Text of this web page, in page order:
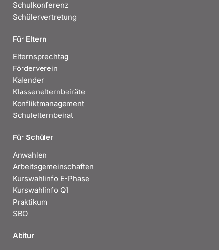
Schulkonferenz
Schülervertretung
Für Eltern
Elternsprechtag
Förderverein
Kalender
Klassenelternbeiräte
Konfliktmanagement
Schulelternbeirat
Für Schüler
Anwahlen
Arbeitsgemeinschaften
Kurswahlinfo E-Phase
Kurswahlinfo Q1
Praktikum
SBO
Abitur